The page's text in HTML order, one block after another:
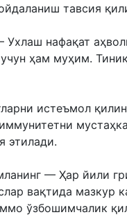
тавсия
Ухлаш нафақат
ҳам муҳим.
истеъмол
этилади.
— Ҳар йили
вақтида мазкур
ўзбошимчалик